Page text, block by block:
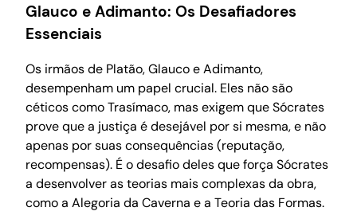
Glauco e Adimanto: Os Desafiadores
Essenciais
Os irmãos de Platão, Glauco e Adimanto,
desempenham um papel crucial. Eles não são
céticos como Trasímaco, mas exigem que Sócrates
prove que a justiça é desejável por si mesma, e não
apenas por suas consequências (reputação,
recompensas). É o desafio deles que força Sócrates
a desenvolver as teorias mais complexas da obra,
como a Alegoria da Caverna e a Teoria das Formas.